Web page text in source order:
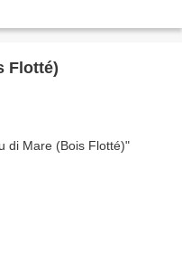
Flotté)